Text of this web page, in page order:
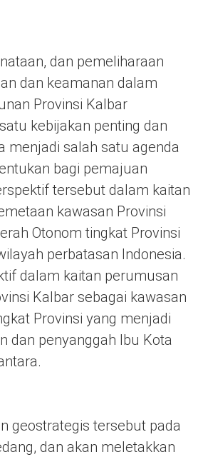
dan pemeliharaan
dan keamanan dalam
Provinsi Kalbar
kebijakan penting dan
menjadi salah satu agenda
bagi pemajuan
tersebut dalam kaitan
kawasan Provinsi
Otonom tingkat Provinsi
perbatasan Indonesia.
dalam kaitan perumusan
Kalbar sebagai kawasan
Provinsi yang menjadi
dan penyanggah Ibu Kota
geostrategis tersebut pada
dan akan meletakkan